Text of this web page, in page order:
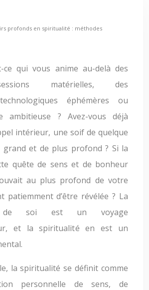
profonds en spiritualité : méthodes
matérielles, des
éphémères ou
ambitieuse ? Avez-vous déjà
intérieur, une soif de quelque
grand et de plus profond ? Si la
quête de sens et de bonheur
au plus profond de votre
patiemment d’être révélée ? La
de soi est un voyage
et la spiritualité en est un
la spiritualité se définit comme
personnelle de sens, de